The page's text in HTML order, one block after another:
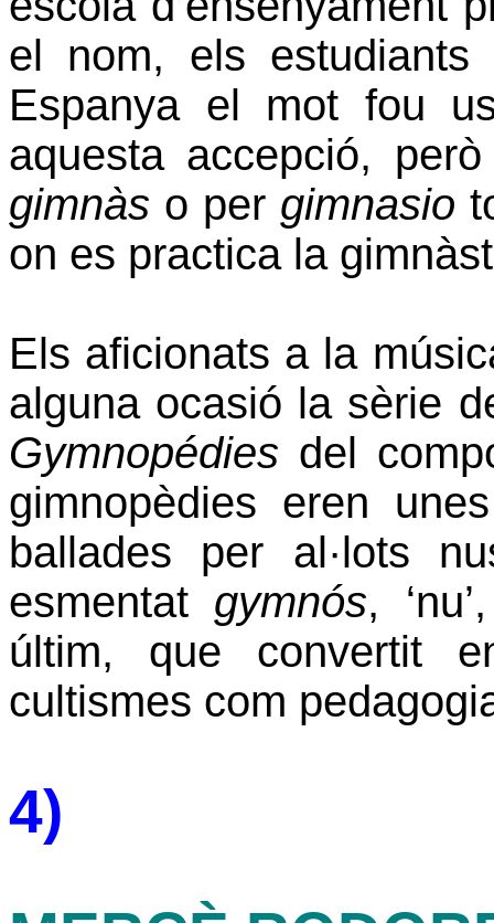
el nom, els estudiants
Espanya el mot fou
aquesta accepció,
gimnàs o per gimnasio
on es practica la
Els aficionats a la
alguna ocasió la sèrie
Gymnopédies del
gimnopèdies eren
ballades per al·lots
esmentat gymnós,
últim, que convertit
cultismes com
4)